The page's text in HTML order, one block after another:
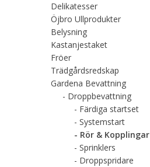
Delikatesser
Öjbro Ullprodukter
Belysning
Kastanjestaket
Fröer
Trädgårdsredskap
Gardena Bevattning
Droppbevattning
Färdiga startset
Systemstart
Rör & Kopplingar
Sprinklers
Droppspridare